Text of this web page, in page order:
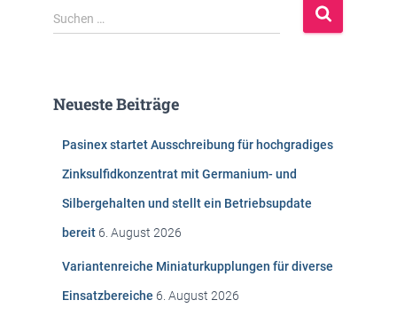
S
u
n
Suchen …
Neueste Beiträge
Pasinex startet Ausschreibung für hochgradiges
Zinksulfidkonzentrat mit Germanium- und
Silbergehalten und stellt ein Betriebsupdate
bereit 6. August 2026
Variantenreiche Miniaturkupplungen für diverse
Einsatzbereiche 6. August 2026